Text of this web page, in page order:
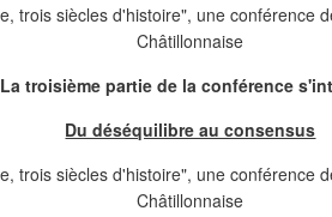
La troisième partie de la conférence
Du déséquilibre au consensus